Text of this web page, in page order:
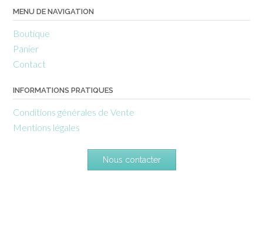
MENU DE NAVIGATION
Boutique
Panier
Contact
INFORMATIONS PRATIQUES
Conditions générales de Vente
Mentions légales
Nous contacter